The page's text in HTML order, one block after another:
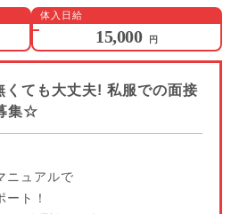
体入日給
15,000 円
くても大丈夫! 私服での面接
集☆
ニュアルで
ト！